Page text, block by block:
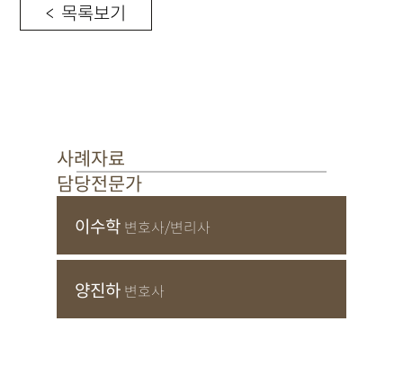
< 목록보기
사례자료
담당전문가
이수학 변호사/변리사
양진하 변호사